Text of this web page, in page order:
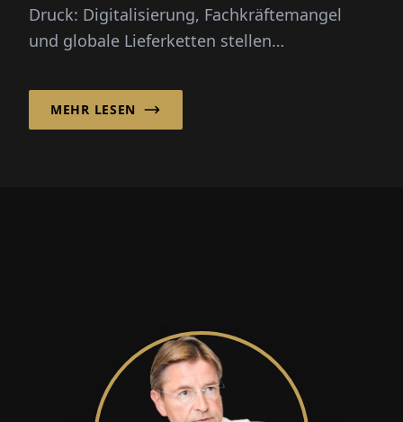
Druck: Digitalisierung, Fachkräftemangel
und globale Lieferketten stellen
MEHR LESEN